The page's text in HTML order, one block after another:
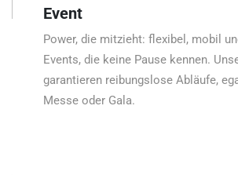
Event
Power, die mitzieht: flexibel, mobil
Events, die keine Pause kennen.
garantieren reibungslose Abläufe,
Messe oder Gala.